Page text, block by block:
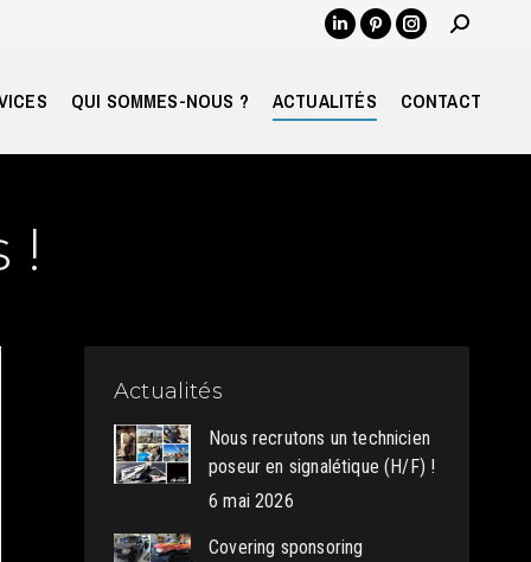
LinkedIn
opens
new
Pinterest
opens
new
Instagram
opens
new
Recherche
QUI SOMMES-NOUS ? ACTUALITÉS CONTACT
!
Actualités
Nous recrutons un technicien
poseur en signalétique (H/F) !
6 mai 2026
Covering sponsoring